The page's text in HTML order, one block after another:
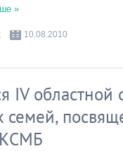
»
10.08.2010
IV областной
семей,